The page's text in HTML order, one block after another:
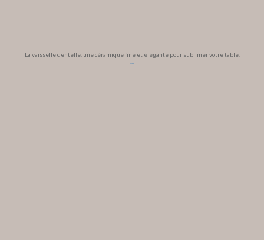
La vaisselle dentelle, une céramique fine et élégante pour sublimer votre table.